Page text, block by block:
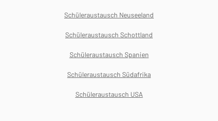
Schüleraustausch Neuseeland
Schüleraustausch Schottland
Schüleraustausch Spanien
Schüleraustausch Südafrika
Schüleraustausch USA